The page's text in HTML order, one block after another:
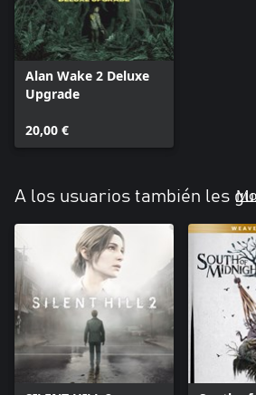
Alan Wake 2 Deluxe
Upgrade
20,00 €
A los usuarios también les